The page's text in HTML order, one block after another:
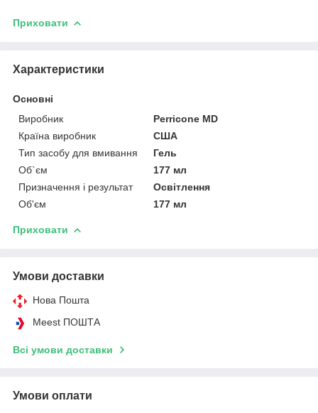
Приховати
Характеристики
Основні
Виробник
Perricone MD
Країна виробник
США
Тип засобу для вмивання
Гель
Об`єм
177 мл
Призначення і результат
Освітлення
Об'єм
177 мл
Приховати
Умови доставки
Нова Пошта
Meest ПОШТА
Всі умови доставки
Умови оплати